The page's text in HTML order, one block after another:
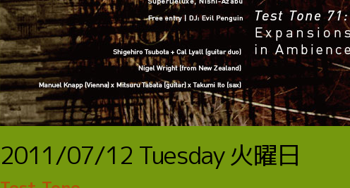
2011/07/12 Tuesday火曜日